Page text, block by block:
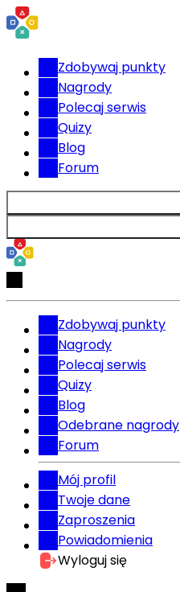
Zdobywaj punkty
Nagrody
Polecaj serwis
Quizy
Blog
Forum
Zdobywaj punkty
Nagrody
Polecaj serwis
Quizy
Blog
Odebrane nagrody
Forum
Mój profil
Twoje dane
Zaproszenia
Powiadomienia
Wyloguj się